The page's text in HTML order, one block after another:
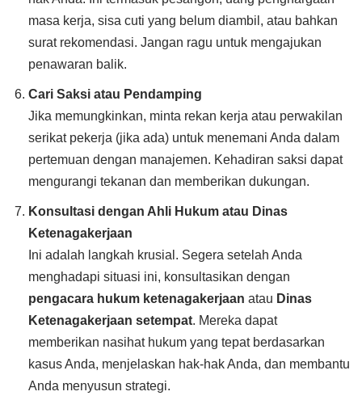
masa kerja, sisa cuti yang belum diambil, atau bahkan
surat rekomendasi. Jangan ragu untuk mengajukan
penawaran balik.
Cari Saksi atau Pendamping
Jika memungkinkan, minta rekan kerja atau perwakilan
serikat pekerja (jika ada) untuk menemani Anda dalam
pertemuan dengan manajemen. Kehadiran saksi dapat
mengurangi tekanan dan memberikan dukungan.
Konsultasi dengan Ahli Hukum atau Dinas
Ketenagakerjaan
Ini adalah langkah krusial. Segera setelah Anda
menghadapi situasi ini, konsultasikan dengan
pengacara hukum ketenagakerjaan atau Dinas
Ketenagakerjaan setempat. Mereka dapat
memberikan nasihat hukum yang tepat berdasarkan
kasus Anda, menjelaskan hak-hak Anda, dan membantu
Anda menyusun strategi.